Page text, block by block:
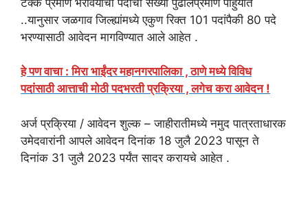
..यानुसार जळगाव जिल्ह्यांमध्ये एकुण रिक्त 101 पदांपैकी 80 पदे
भरण्यासाठी आवेदन मागविण्यात आले आहेत .
हे पण वाचा : मिरा भाईंदर महानगरपालिका , ठाणे मध्ये विविध
पदांसाठी आत्ताची मोठी पदभरती प्रक्रिया , लगेच करा आवेदन !
अर्ज प्रक्रिया / आवेदन शुल्क – जाहीरातीमध्ये नमुद पात्रताधारक
उमेदवारांनी आपले आवेदन दिनांक 18 जुलै 2023 पासून ते
दिनांक 31 जुलै 2023 पर्यंत सादर करायचे आहेत .